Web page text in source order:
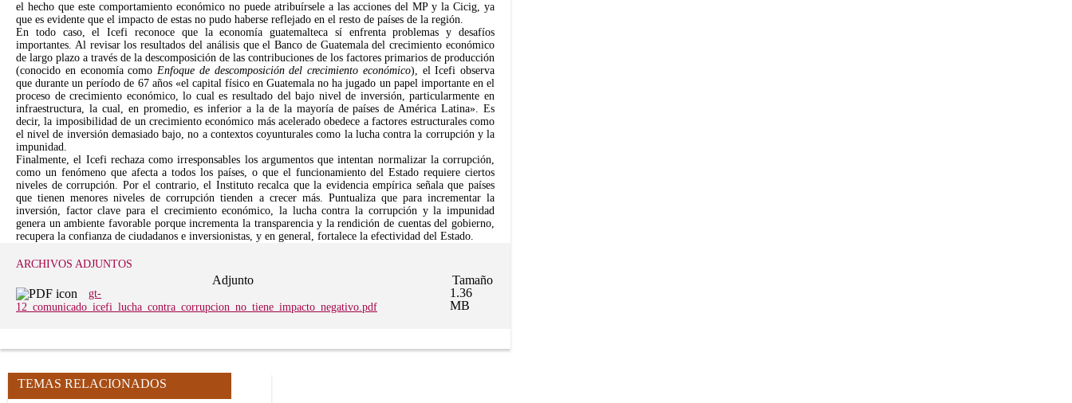
el hecho que este comportamiento económico no puede atribuírsele a las acciones del MP y la Cicig, ya
que es evidente que el impacto de estas no pudo haberse reflejado en el resto de países de la región.
En todo caso, el Icefi reconoce que la economía guatemalteca sí enfrenta problemas y desafíos
importantes. Al revisar los resultados del análisis que el Banco de Guatemala del crecimiento económico
de largo plazo a través de la descomposición de las contribuciones de los factores primarios de producción
(conocido en economía como Enfoque de descomposición del crecimiento económico), el Icefi observa
que durante un período de 67 años «el capital físico en Guatemala no ha jugado un papel importante en el
proceso de crecimiento económico, lo cual es resultado del bajo nivel de inversión, particularmente en
infraestructura, la cual, en promedio, es inferior a la de la mayoría de países de América Latina». Es
decir, la imposibilidad de un crecimiento económico más acelerado obedece a factores estructurales como
el nivel de inversión demasiado bajo, no a contextos coyunturales como la lucha contra la corrupción y la
impunidad.
Finalmente, el Icefi rechaza como irresponsables los argumentos que intentan normalizar la corrupción,
como un fenómeno que afecta a todos los países, o que el funcionamiento del Estado requiere ciertos
niveles de corrupción. Por el contrario, el Instituto recalca que la evidencia empírica señala que países
que tienen menores niveles de corrupción tienden a crecer más. Puntualiza que para incrementar la
inversión, factor clave para el crecimiento económico, la lucha contra la corrupción y la impunidad
genera un ambiente favorable porque incrementa la transparencia y la rendición de cuentas del gobierno,
recupera la confianza de ciudadanos e inversionistas, y en general, fortalece la efectividad del Estado.
ARCHIVOS ADJUNTOS
Adjunto Tamaño
gt-
12_comunicado_icefi_lucha_contra_corrupcion_no_tiene_impacto_negativo.pdf
1.36
MB
TEMAS RELACIONADOS